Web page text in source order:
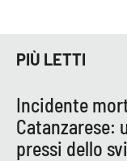
Buona Sanità
PIÙ LETTI
Incidente
Catanzarese:
pressi dello